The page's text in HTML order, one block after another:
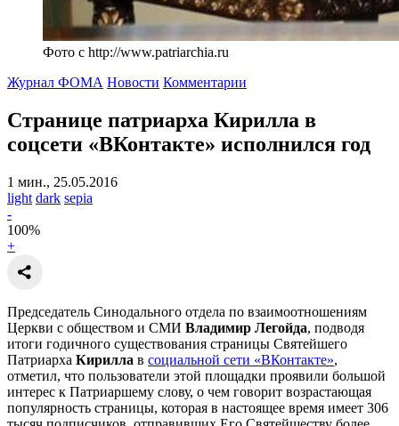
Фото с http://www.patriarchia.ru
Журнал ФОМА Новости Комментарии
Странице патриарха Кирилла в
соцсети «ВКонтакте» исполнился год
1 мин., 25.05.2016
light dark sepia
-
100%
+
Председатель Синодального отдела по взаимоотношениям
Церкви с обществом и СМИ Владимир Легойда, подводя
итоги годичного существования страницы Святейшего
Патриарха Кирилла в социальной сети «ВКонтакте»,
отметил, что пользователи этой площадки проявили большой
интерес к Патриаршему слову, о чем говорит возрастающая
популярность страницы, которая в настоящее время имеет 306